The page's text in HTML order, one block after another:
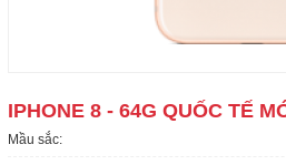
IPHONE 8 - 64G QUỐC TẾ
Mầu sắc: